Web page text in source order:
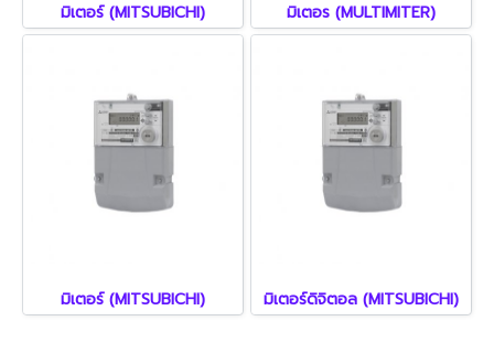
มิเตอร์ (MITSUBICHI) มิเตอร (MULTIMITER)
มิเตอร์ (MITSUBICHI) มิเตอร์ดิจิตอล (MITSUBICHI)